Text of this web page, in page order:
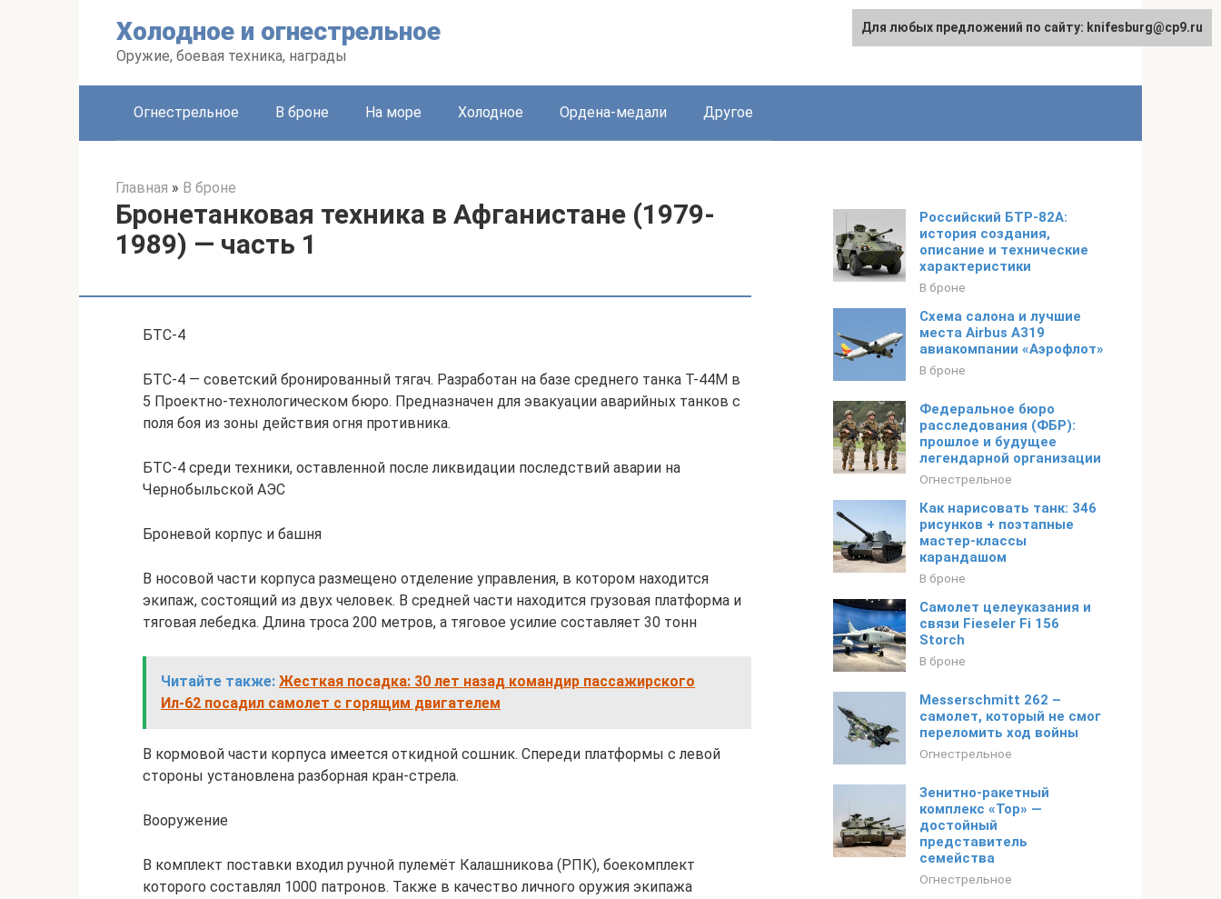
Холодное и огнестрельное
Оружие, боевая техника, награды
Огнестрельное В броне На море Холодное Ордена-медали Другое
Главная » В броне
Бронетанковая техника в Афганистане (1979-
1989) — часть 1
БТС-4
БТС-4 — советский бронированный тягач. Разработан на базе среднего танка Т-44М в
5 Проектно-технологическом бюро. Предназначен для эвакуации аварийных танков с
поля боя из зоны действия огня противника.
БТС-4 среди техники, оставленной после ликвидации последствий аварии на
Чернобыльской АЭС
Броневой корпус и башня
В носовой части корпуса размещено отделение управления, в котором находится
экипаж, состоящий из двух человек. В средней части находится грузовая платформа и
тяговая лебедка. Длина троса 200 метров, а тяговое усилие составляет 30 тонн
Читайте также: Жесткая посадка: 30 лет назад командир пассажирского
Ил-62 посадил самолет с горящим двигателем
В кормовой части корпуса имеется откидной сошник. Спереди платформы с левой
стороны установлена разборная кран-стрела.
Вооружение
В комплект поставки входил ручной пулемёт Калашникова (РПК), боекомплект
которого составлял 1000 патронов. Также в качество личного оружия экипажа
Российский БТР-82А:
история создания,
описание и технические
характеристики
В броне
Схема салона и лучшие
места Airbus A319
авиакомпании «Аэрофлот»
В броне
Федеральное бюро
расследования (ФБР):
прошлое и будущее
легендарной организации
Огнестрельное
Как нарисовать танк: 346
рисунков + поэтапные
мастер-классы
карандашом
В броне
Самолет целеуказания и
связи Fieseler Fi 156
Storch
В броне
Messerschmitt 262 –
самолет, который не смог
переломить ход войны
Огнестрельное
Зенитно-ракетный
комплекс «Тор» —
достойный
представитель
семейства
Огнестрельное
Для любых предложений по сайту: knifesburg@cp9.ru